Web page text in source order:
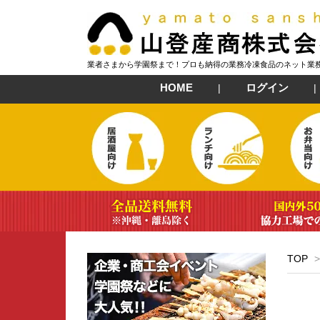
業者さまから学園祭まで！プロも納得の業務冷凍食品のネット業
HOME ログイン
TOP >